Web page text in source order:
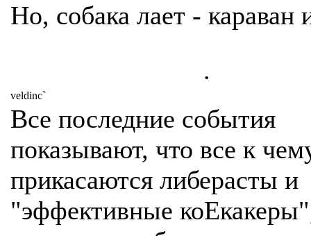
Но, собака лает - караван
.
veldinc`
Все последние события
показывают, что все к
прикасаются либерасты и
"эффективные